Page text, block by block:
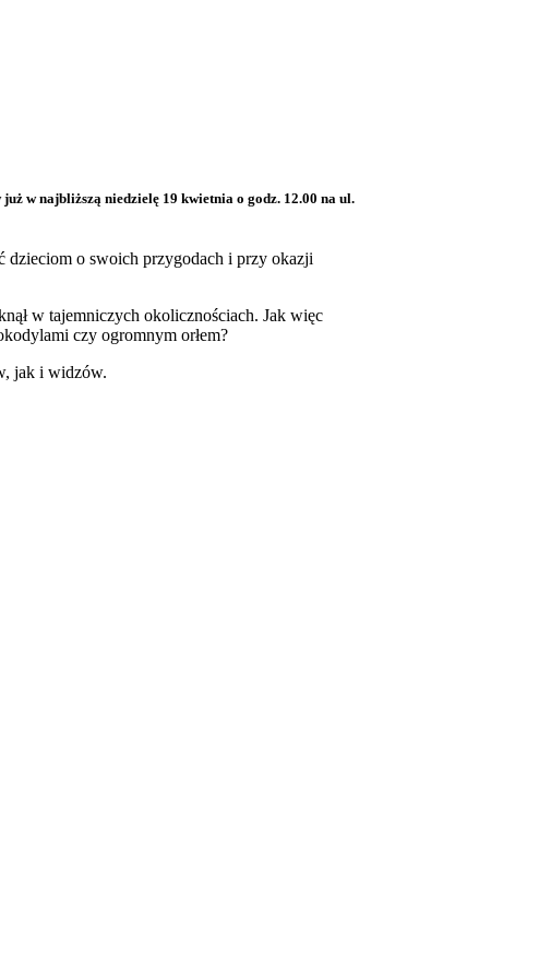
w najbliższą niedzielę 19 kwietnia o godz. 12.00 na ul.
dzieciom o swoich przygodach i przy okazji
w tajemniczych okolicznościach. Jak więc
czy ogromnym orłem?
jak i widzów.